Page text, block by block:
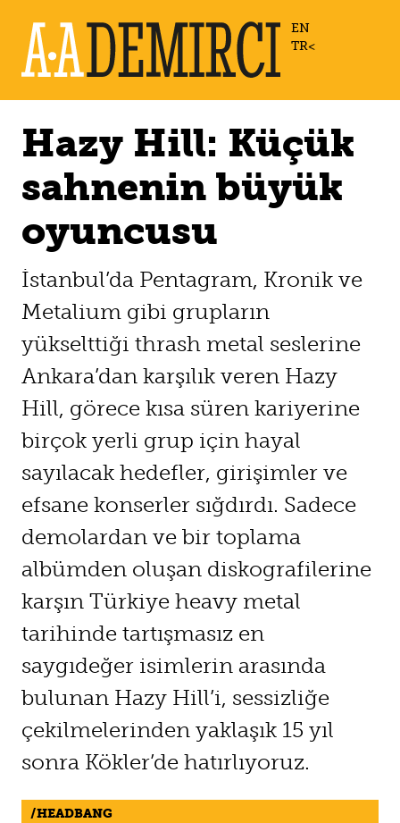
EN
TR
Hazy Hill: Küçük
sahnenin büyük
oyuncusu
İstanbul’da Pentagram, Kronik ve
Metalium gibi grupların
yükselttiği thrash metal seslerine
Ankara’dan karşılık veren Hazy
Hill, görece kısa süren kariyerine
birçok yerli grup için hayal
sayılacak hedefler, girişimler ve
efsane konserler sığdırdı. Sadece
demolardan ve bir toplama
albümden oluşan diskografilerine
karşın Türkiye heavy metal
tarihinde tartışmasız en
saygıdeğer isimlerin arasında
bulunan Hazy Hill’i, sessizliğe
çekilmelerinden yaklaşık 15 yıl
sonra Kökler’de hatırlıyoruz.
HEADBANG